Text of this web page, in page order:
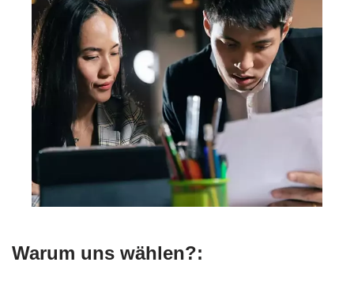
Warum uns wählen?: